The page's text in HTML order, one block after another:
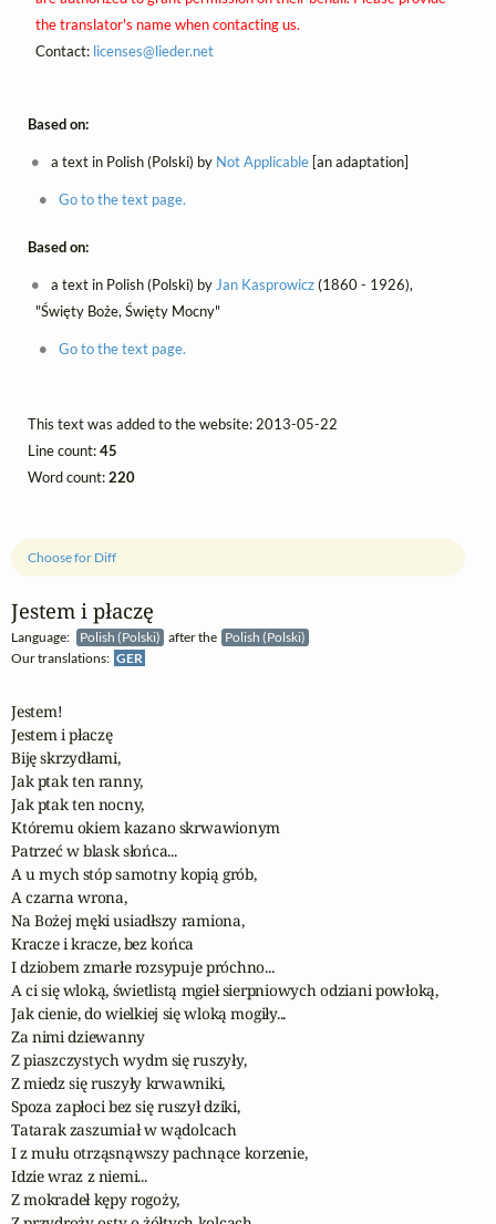
Jestem i płaczę
Language: Polish (Polski) after the Polish (Polski)
Our translations: GER
Choose for Diff
Jestem!
Jestem i płaczę
Biję skrzydłami,
Jak ptak ten ranny,
Jak ptak ten nocny,
Któremu okiem kazano skrwawionym
Patrzeć w blask słońca...
A u mych stóp samotny kopią grób,
A czarna wrona,
Na Bożej męki usiadłszy ramiona,
Kracze i kracze, bez końca
I dziobem zmarłe rozsypuje próchno...
A ci się wloką, świetlistą mgieł sierpniowych odziani powłoką,
Jak cienie, do wielkiej się wloką mogiły...
Za nimi dziewanny
Z piaszczystych wydm się ruszyły,
Z miedz się ruszyły krwawniki,
Spoza zapłoci bez się ruszył dziki,
Tatarak zaszumiał w wądolcach
I z mułu otrząsnąwszy pachnące korzenie,
Idzie wraz z niemi...
Z mokradeł kępy rogoży,
the translator's name when contacting us.
Contact: licenses@lieder.net
Based on:
a text in Polish (Polski) by Not Applicable [an adaptation]
Go to the text page.
Based on:
a text in Polish (Polski) by Jan Kasprowicz(1860 - 1926),
"Święty Boże, Święty Mocny"
Go to the text page.
This text was added to the website: 2013-05-22
Line count:45
Word count:220